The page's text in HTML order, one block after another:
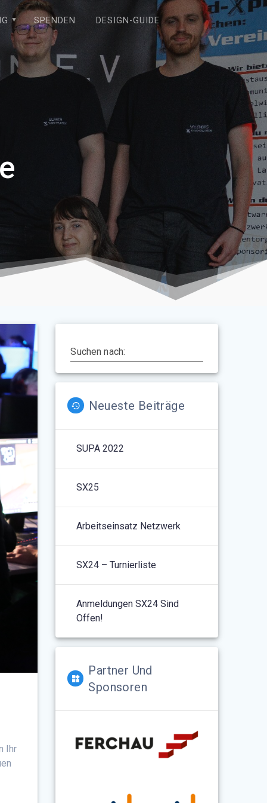
SPENDEN DESIGN-GUIDE
Ihr
Suchen nach:
Neueste Beiträge
SUPA 2022
SX25
Arbeitseinsatz Netzwerk
SX24 – Turnierliste
Anmeldungen SX24 Sind
Offen!
Partner Und
Sponsoren